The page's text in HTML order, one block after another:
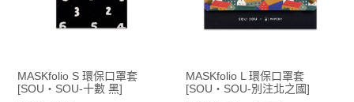
MASKfolio S 環保口罩套
[SOU・SOU-十數 黑]
MASKfolio L 環保口罩套
[SOU・SOU-別注北之國]